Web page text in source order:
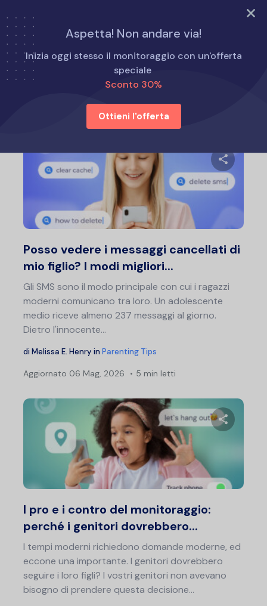
PROVA ORA
Aspetta! Non andare via!
Inizia oggi stesso il monitoraggio con un'offerta
speciale
Sconto 30%
Ottieni l'offerta
Home Consigli per i genitori
Consigli per i genitori
Condividi
Posso vedere i messaggi cancellati di
mio figlio? I modi migliori...
Gli SMS sono il modo principale con cui i ragazzi
moderni comunicano tra loro. Un adolescente
medio riceve almeno 237 messaggi al giorno.
Dietro l'innocente...
di Melissa E. Henry in Parenting Tips
Aggiornato 06 Mag, 2026 5 min letti
I pro e i contro del monitoraggio:
perché i genitori dovrebbero...
I tempi moderni richiedono domande moderne, ed
eccone una importante. I genitori dovrebbero
seguire i loro figli? I vostri genitori non avevano
bisogno di prendere questa decisione...